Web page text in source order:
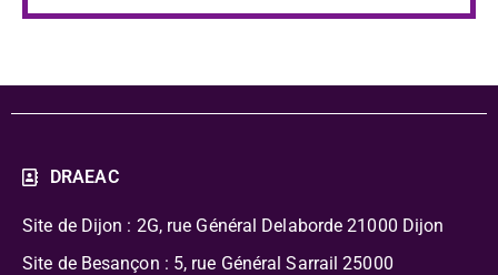
DRAEAC
Site de Dijon : 2G, rue Général Delaborde 21000 Dijon
Site de Besançon : 5, rue Général Sarrail 25000